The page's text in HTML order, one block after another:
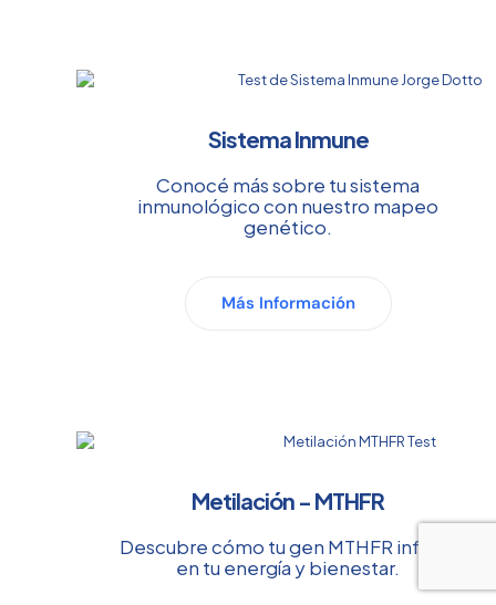
Sistema Inmune
Conocé más sobre tu sistema
inmunológico con nuestro mapeo
genético.
Más Información
Metilación - MTHFR
Descubre cómo tu gen MTHFR influye
en tu energía y bienestar.